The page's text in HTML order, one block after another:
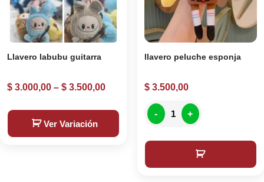
Llavero labubu guitarra
$ 3.000,00 – $ 3.500,00
Ver Variación
llavero peluche esponja
$3.500,00
- +